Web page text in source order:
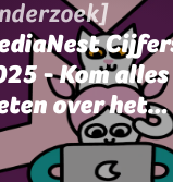
- Kom
over het
en